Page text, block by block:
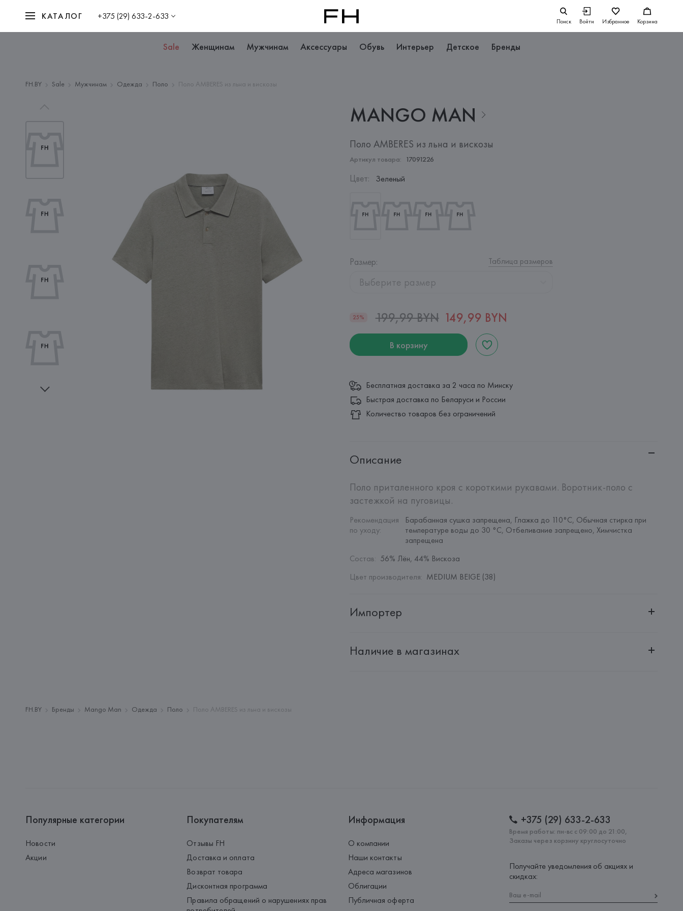
КАТАЛОГ +375 (29) 633-2-633 Поиск Войти Избранное Корзина
Sale Женщинам Мужчинам Аксессуары Обувь Интерьер Детское Бренды
FH.BY Sale Мужчинам Одежда Поло Поло AMBERES из льна и вискозы
MANGO MAN
Поло AMBERES из льна и вискозы
Артикул товара: 17091226
Цвет: Зеленый
Размер: Таблица размеров
Выберите размер
25% 199,99 BYN 149,99 BYN
В корзину
Бесплатная доставка за 2 часа по Минску
Быстрая доставка по Беларуси и России
Количество товаров без ограничений
Описание
Поло приталенного кроя с короткими рукавами. Воротник-поло с
застежкой на пуговицы.
Рекомендация
по уходу:
Барабанная сушка запрещена, Глажка до 110°C, Обычная стирка при
температуре воды до 30 °C, Отбеливание запрещено, Химчистка
запрещена
Состав: 56% Лён, 44% Вискоза
Цвет производителя: MEDIUM BEIGE (38)
Импортер
Адрес: Республика Беларусь, 220030, г. Минск, ул. Немига, 5, пом. 39, ком. 1
Наличие в магазинах
FH.BY Бренды Mango Man Одежда Поло Поло AMBERES из льна и вискозы
Популярные категории
Новости
Акции
Покупателям
Отзывы FH
Доставка и оплата
Возврат товара
Дисконтная программа
Правила обращений о нарушениях прав
Информация
О компании
Наши контакты
Адреса магазинов
Облигации
Публичная оферта
+375 (29) 633-2-633
Время работы: пн-вс с 09:00 до 21:00,
Заказы через корзину круглосуточно
Получайте уведомления об акциях и
скидках: